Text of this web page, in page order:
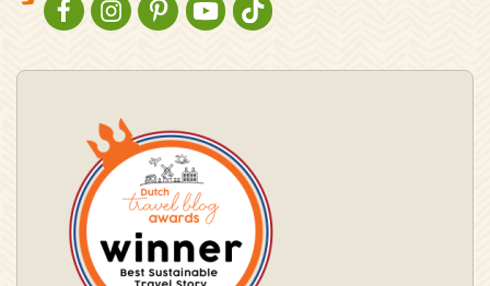
NATURESCANNER OP FACEBOOK
NATURESCANNER OP INSTAGRAM
NATURESCANNER OP PINTEREST
NATURESCANNER OP YOUTUBE
NATURESCANNER OP TIKTOK